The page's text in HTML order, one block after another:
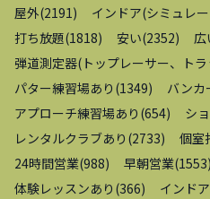
屋外(2191) インドア(シミュレ
打ち放題(1818) 安い(2352) 広
弾道測定器(トップレーサー、ト
パター練習場あり (1349) バンカ
アプローチ練習場あり (654) シ
レンタルクラブあり (2733) 個室
24時間営業(988) 早朝営業(1553)
体験レッスンあり (366) インド